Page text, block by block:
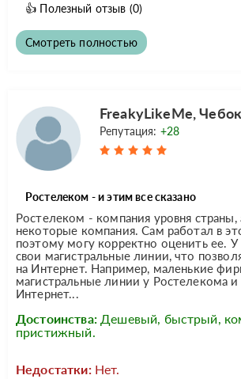
👍 Полезный отзыв (0)
Смотреть полностью
FreakyLikeMe,
Репутация: +28
Ростелеком - и этим все сказано
Ростелеком - компания уровня страны,
некоторые компания. Сам работал в
поэтому могу корректно оценить ее.
свои магистральные линии, что
на Интернет. Например, маленькие
магистральные линии у Ростелекома
Интернет...
Достоинства: Дешевый, быстрый,
пристижный.
Недостатки: Нет.